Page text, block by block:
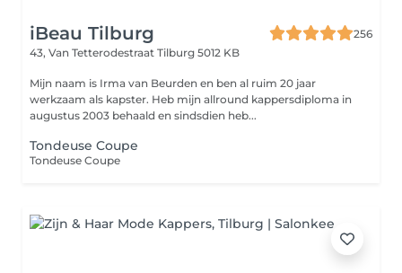
iBeau Tilburg
256
43, Van Tetterodestraat Tilburg 5012 KB
Mijn naam is Irma van Beurden en ben al ruim 20 jaar
werkzaam als kapster. Heb mijn allround kappersdiploma in
augustus 2003 behaald en sindsdien heb...
Tondeuse Coupe
Tondeuse Coupe